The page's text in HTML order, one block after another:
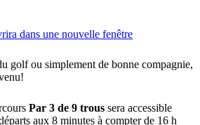
dans une nouvelle fenêtre
golf ou simplement de bonne compagnie,
Par 3 de 9 trous sera accessible
aux 8 minutes à compter de 16 h